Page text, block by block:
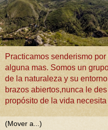
Practicamos senderismo
alguna mas. Somos un
de la naturaleza y su
brazos abiertos,nunca le
propósito de la vida